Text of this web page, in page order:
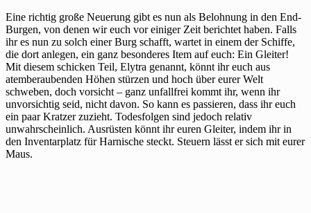
Eine richtig große Neuerung gibt es nun als Belohnung in den End-
Burgen, von denen wir euch vor einiger Zeit berichtet haben. Falls
ihr es nun zu solch einer Burg schafft, wartet in einem der Schiffe,
die dort anlegen, ein ganz besonderes Item auf euch: Ein Gleiter!
Mit diesem schicken Teil, Elytra genannt, könnt ihr euch aus
atemberaubenden Höhen stürzen und hoch über eurer Welt
schweben, doch vorsicht – ganz unfallfrei kommt ihr, wenn ihr
unvorsichtig seid, nicht davon. So kann es passieren, dass ihr euch
ein paar Kratzer zuzieht. Todesfolgen sind jedoch relativ
unwahrscheinlich. Ausrüsten könnt ihr euren Gleiter, indem ihr in
den Inventarplatz für Harnische steckt. Steuern lässt er sich mit eurer
Maus.